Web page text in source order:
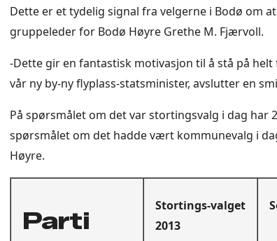
Dette er et tydelig signal fra velgerne i Bodø om
gruppeleder for Bodø Høyre Grethe M. Fjærvoll.
-Dette gir en fantastisk motivasjon til å stå på
vår ny by-ny flyplass-statsminister, avslutter en
På spørsmålet om det var stortingsvalg i dag har
spørsmålet om det hadde vært kommunevalg i
Høyre.
Parti
Stortings-valget
2013